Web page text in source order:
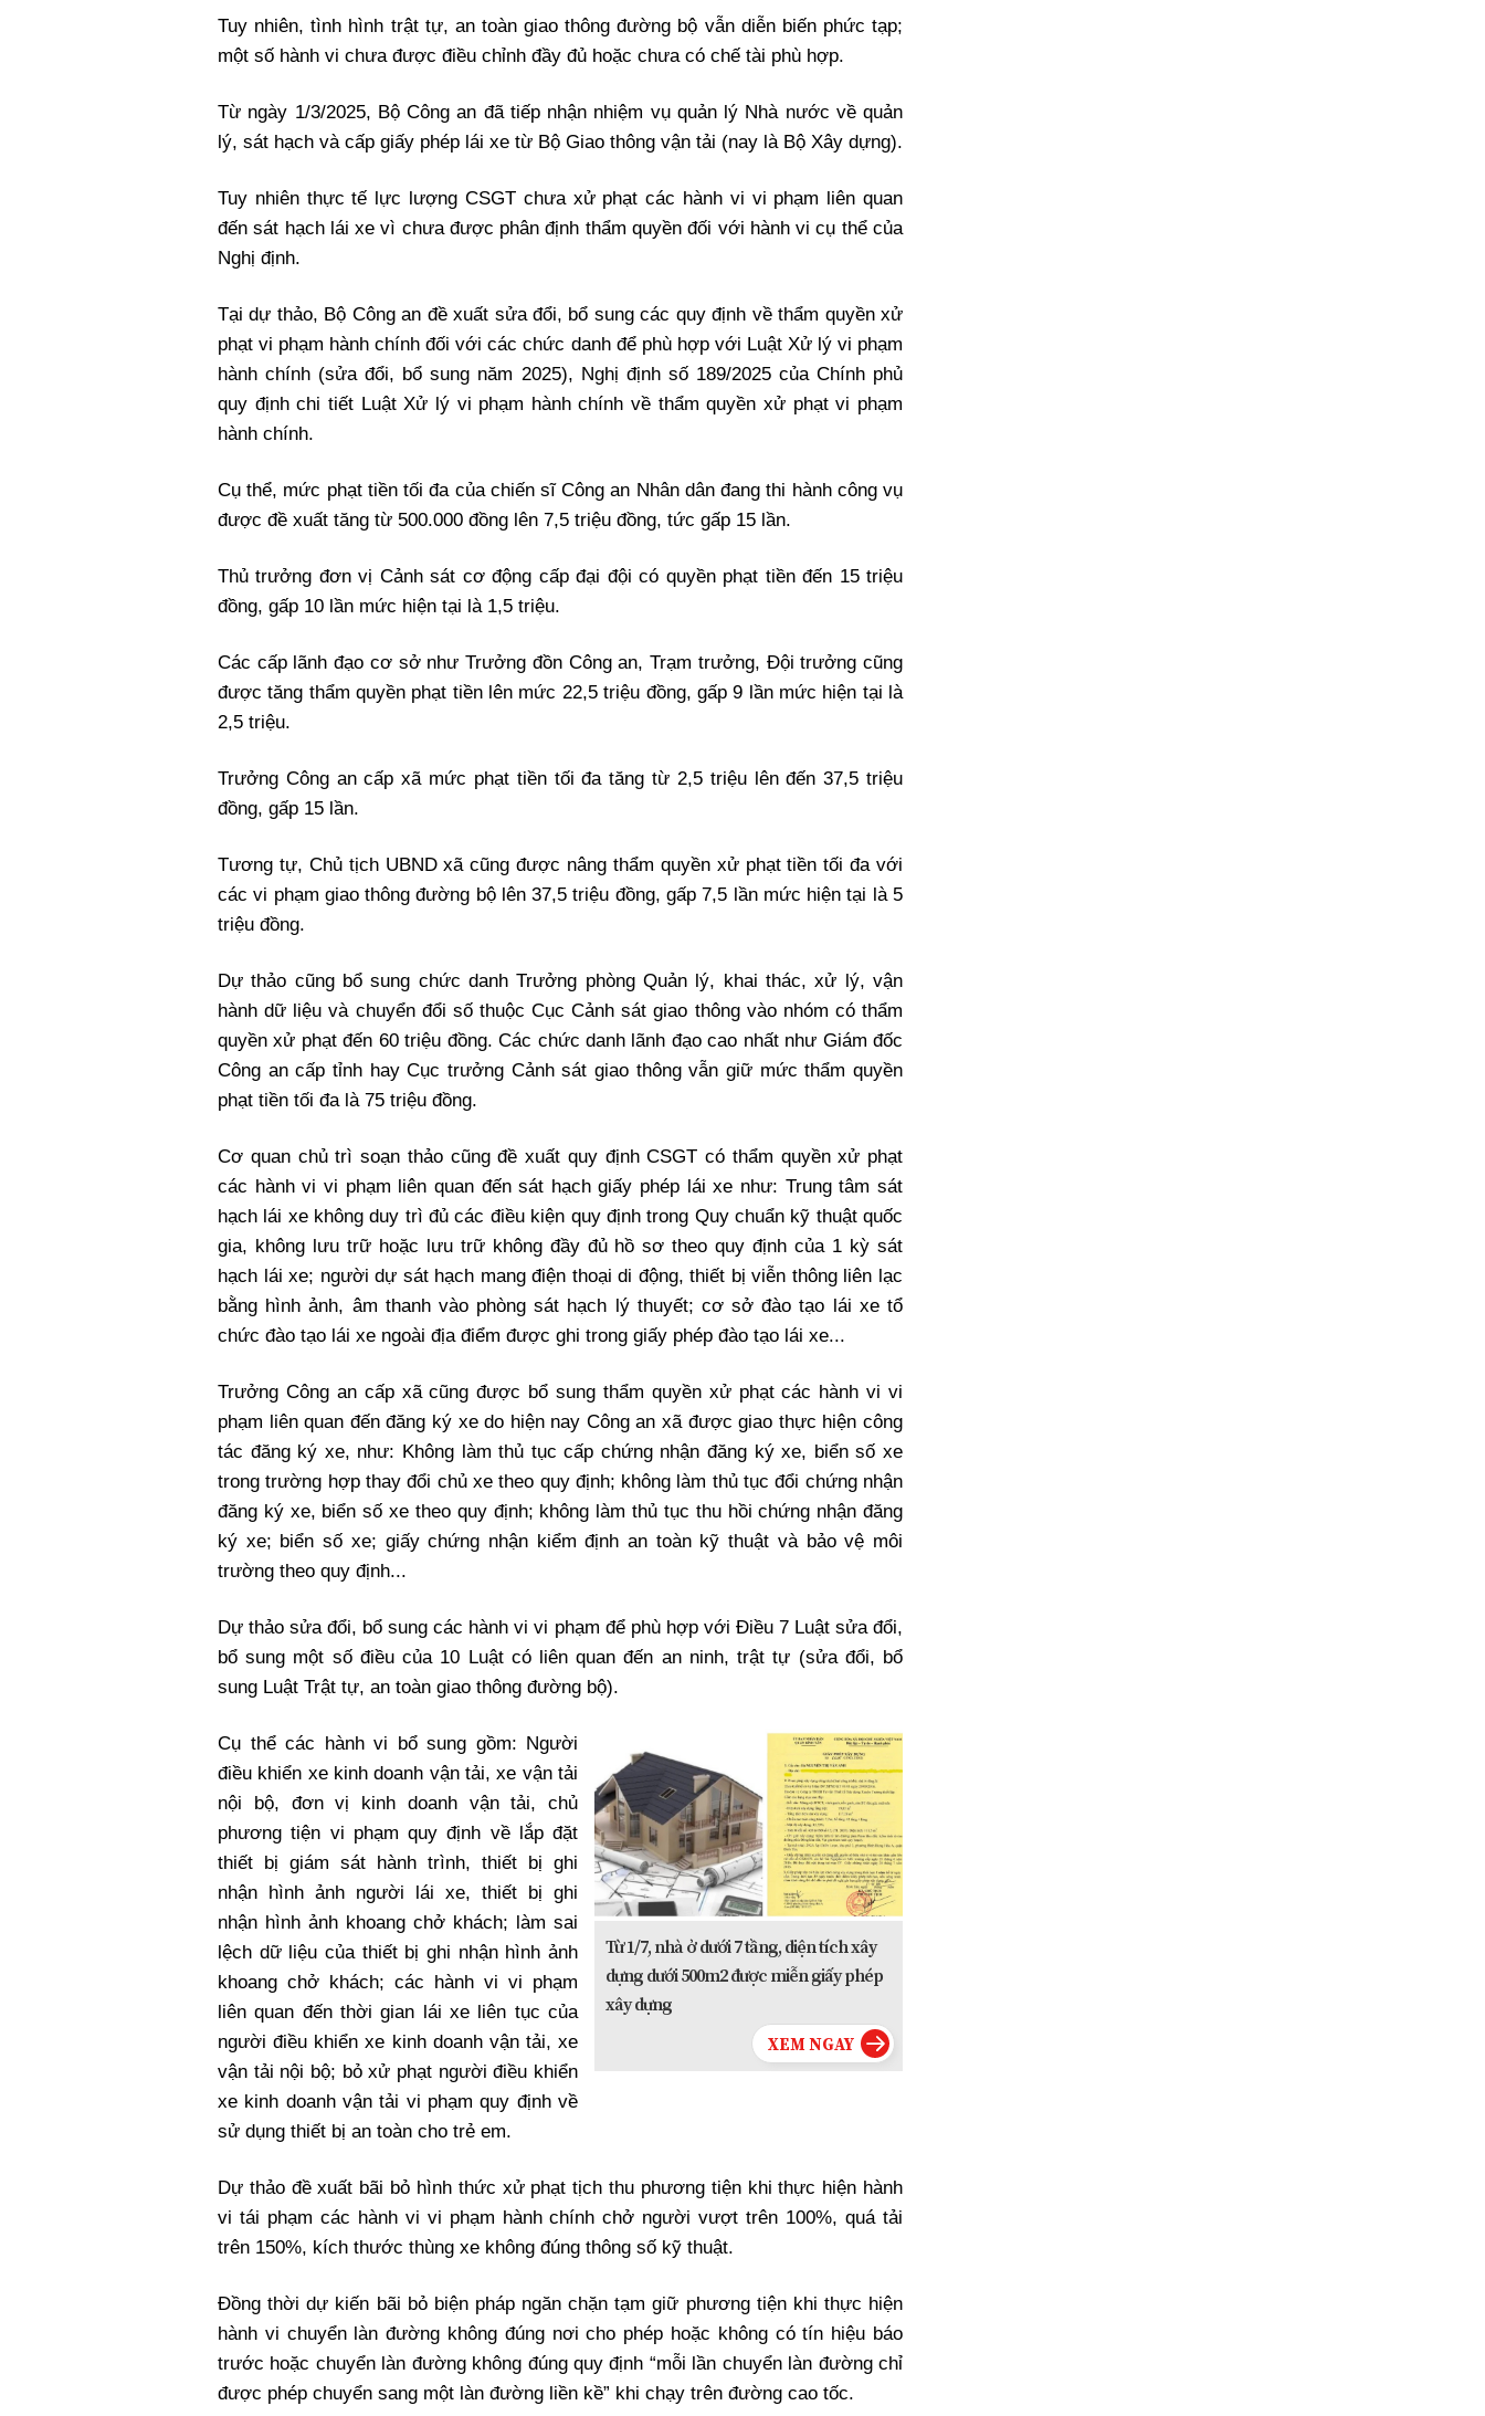
Tuy nhiên, tình hình trật tự, an toàn giao thông đường bộ vẫn diễn biến phức tạp;
một số hành vi chưa được điều chỉnh đầy đủ hoặc chưa có chế tài phù hợp.
Từ ngày 1/3/2025, Bộ Công an đã tiếp nhận nhiệm vụ quản lý Nhà nước về quản
lý, sát hạch và cấp giấy phép lái xe từ Bộ Giao thông vận tải (nay là Bộ Xây dựng).
Tuy nhiên thực tế lực lượng CSGT chưa xử phạt các hành vi vi phạm liên quan
đến sát hạch lái xe vì chưa được phân định thẩm quyền đối với hành vi cụ thể của
Nghị định.
Tại dự thảo, Bộ Công an đề xuất sửa đổi, bổ sung các quy định về thẩm quyền xử
phạt vi phạm hành chính đối với các chức danh để phù hợp với Luật Xử lý vi phạm
hành chính (sửa đổi, bổ sung năm 2025), Nghị định số 189/2025 của Chính phủ
quy định chi tiết Luật Xử lý vi phạm hành chính về thẩm quyền xử phạt vi phạm
hành chính.
Cụ thể, mức phạt tiền tối đa của chiến sĩ Công an Nhân dân đang thi hành công vụ
được đề xuất tăng từ 500.000 đồng lên 7,5 triệu đồng, tức gấp 15 lần.
Thủ trưởng đơn vị Cảnh sát cơ động cấp đại đội có quyền phạt tiền đến 15 triệu
đồng, gấp 10 lần mức hiện tại là 1,5 triệu.
Các cấp lãnh đạo cơ sở như Trưởng đồn Công an, Trạm trưởng, Đội trưởng cũng
được tăng thẩm quyền phạt tiền lên mức 22,5 triệu đồng, gấp 9 lần mức hiện tại là
2,5 triệu.
Trưởng Công an cấp xã mức phạt tiền tối đa tăng từ 2,5 triệu lên đến 37,5 triệu
đồng, gấp 15 lần.
Tương tự, Chủ tịch UBND xã cũng được nâng thẩm quyền xử phạt tiền tối đa với
các vi phạm giao thông đường bộ lên 37,5 triệu đồng, gấp 7,5 lần mức hiện tại là 5
triệu đồng.
Dự thảo cũng bổ sung chức danh Trưởng phòng Quản lý, khai thác, xử lý, vận
hành dữ liệu và chuyển đổi số thuộc Cục Cảnh sát giao thông vào nhóm có thẩm
quyền xử phạt đến 60 triệu đồng. Các chức danh lãnh đạo cao nhất như Giám đốc
Công an cấp tỉnh hay Cục trưởng Cảnh sát giao thông vẫn giữ mức thẩm quyền
phạt tiền tối đa là 75 triệu đồng.
Cơ quan chủ trì soạn thảo cũng đề xuất quy định CSGT có thẩm quyền xử phạt
các hành vi vi phạm liên quan đến sát hạch giấy phép lái xe như: Trung tâm sát
hạch lái xe không duy trì đủ các điều kiện quy định trong Quy chuẩn kỹ thuật quốc
gia, không lưu trữ hoặc lưu trữ không đầy đủ hồ sơ theo quy định của 1 kỳ sát
hạch lái xe; người dự sát hạch mang điện thoại di động, thiết bị viễn thông liên lạc
bằng hình ảnh, âm thanh vào phòng sát hạch lý thuyết; cơ sở đào tạo lái xe tổ
chức đào tạo lái xe ngoài địa điểm được ghi trong giấy phép đào tạo lái xe...
Trưởng Công an cấp xã cũng được bổ sung thẩm quyền xử phạt các hành vi vi
phạm liên quan đến đăng ký xe do hiện nay Công an xã được giao thực hiện công
tác đăng ký xe, như: Không làm thủ tục cấp chứng nhận đăng ký xe, biển số xe
trong trường hợp thay đổi chủ xe theo quy định; không làm thủ tục đổi chứng nhận
đăng ký xe, biển số xe theo quy định; không làm thủ tục thu hồi chứng nhận đăng
ký xe; biển số xe; giấy chứng nhận kiểm định an toàn kỹ thuật và bảo vệ môi
trường theo quy định...
Dự thảo sửa đổi, bổ sung các hành vi vi phạm để phù hợp với Điều 7 Luật sửa đổi,
bổ sung một số điều của 10 Luật có liên quan đến an ninh, trật tự (sửa đổi, bổ
sung Luật Trật tự, an toàn giao thông đường bộ).
Từ 1/7, nhà ở dưới 7 tầng, diện tích xây
dựng dưới 500m2 được miễn giấy phép
xây dựng
Cụ thể các hành vi bổ sung gồm: Người
điều khiển xe kinh doanh vận tải, xe vận tải
nội bộ, đơn vị kinh doanh vận tải, chủ
phương tiện vi phạm quy định về lắp đặt
thiết bị giám sát hành trình, thiết bị ghi
nhận hình ảnh người lái xe, thiết bị ghi
nhận hình ảnh khoang chở khách; làm sai
lệch dữ liệu của thiết bị ghi nhận hình ảnh
khoang chở khách; các hành vi vi phạm
liên quan đến thời gian lái xe liên tục của
người điều khiển xe kinh doanh vận tải, xe
vận tải nội bộ; bỏ xử phạt người điều khiển
xe kinh doanh vận tải vi phạm quy định về
sử dụng thiết bị an toàn cho trẻ em.
Dự thảo đề xuất bãi bỏ hình thức xử phạt tịch thu phương tiện khi thực hiện hành
vi tái phạm các hành vi vi phạm hành chính chở người vượt trên 100%, quá tải
trên 150%, kích thước thùng xe không đúng thông số kỹ thuật.
Đồng thời dự kiến bãi bỏ biện pháp ngăn chặn tạm giữ phương tiện khi thực hiện
hành vi chuyển làn đường không đúng nơi cho phép hoặc không có tín hiệu báo
trước hoặc chuyển làn đường không đúng quy định “mỗi lần chuyển làn đường chỉ
được phép chuyển sang một làn đường liền kề” khi chạy trên đường cao tốc.